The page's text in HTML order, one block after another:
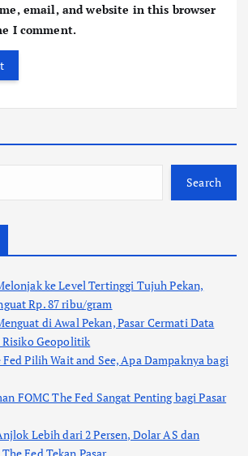
email, and website in this browser
I comment.
Search
ke Level Tertinggi Tujuh Pekan,
Rp. 87 ribu/gram
di Awal Pekan, Pasar Cermati Data
Risiko Geopolitik
Pilih Wait and See, Apa Dampaknya bagi
FOMC The Fed Sangat Penting bagi Pasar
Lebih dari 2 Persen, Dolar AS dan